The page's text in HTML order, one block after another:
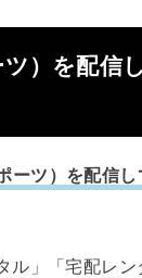
）を配信
ーツ）を配信
ル」「宅配レ